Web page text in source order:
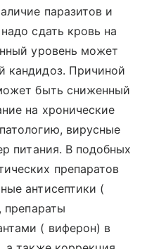
паразитов и
сдать кровь на
уровень может
кандидоз. Причиной
быть сниженный
на хронические
вирусные
питания. В подобных
препаратов
антисептики (
препараты
( виферон) в